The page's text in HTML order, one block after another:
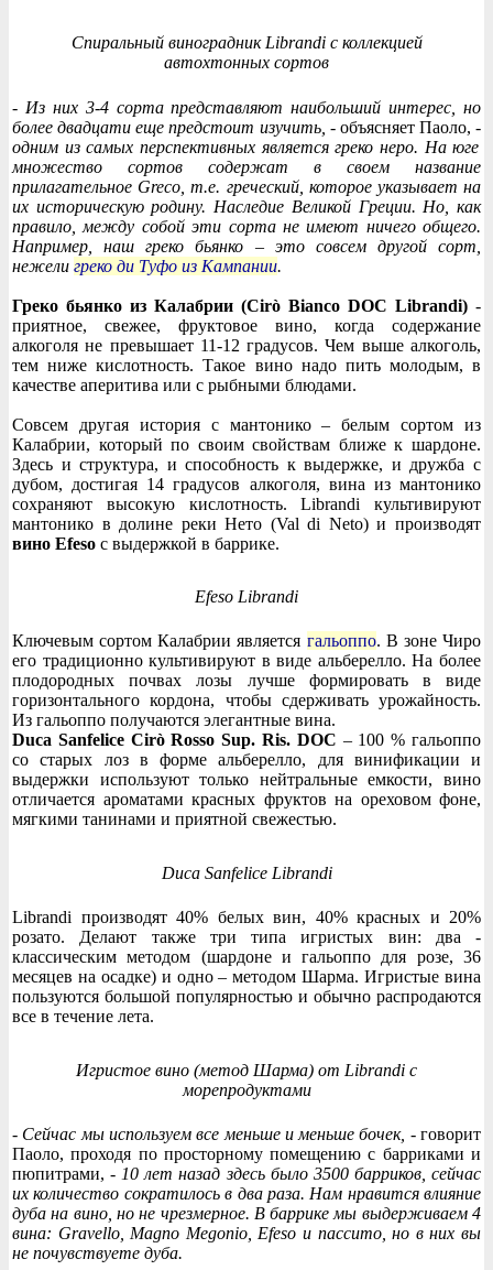
Спиральный виноградник Librandi с коллекцией
автохтонных сортов
- Из них 3-4 сорта представляют наибольший интерес, но
более двадцати еще предстоит изучить, - объясняет Паоло, -
одним из самых перспективных является греко неро. На юге
множество сортов содержат в своем название
прилагательное Greco, т.е. греческий, которое указывает на
их историческую родину. Наследие Великой Греции. Но, как
правило, между собой эти сорта не имеют ничего общего.
Например, наш греко бьянко – это совсем другой сорт,
нежели греко ди Туфо из Кампании.
Греко бьянко из Калабрии (Cirò Bianco DOC Librandi) -
приятное, свежее, фруктовое вино, когда содержание
алкоголя не превышает 11-12 градусов. Чем выше алкоголь,
тем ниже кислотность. Такое вино надо пить молодым, в
качестве аперитива или с рыбными блюдами.
Совсем другая история с мантонико – белым сортом из
Калабрии, который по своим свойствам ближе к шардоне.
Здесь и структура, и способность к выдержке, и дружба с
дубом, достигая 14 градусов алкоголя, вина из мантонико
сохраняют высокую кислотность. Librandi культивируют
мантонико в долине реки Нето (Val di Neto) и производят
вино Efeso с выдержкой в баррике.
Efeso Librandi
Ключевым сортом Калабрии является гальоппо. В зоне Чиро
его традиционно культивируют в виде альберелло. На более
плодородных почвах лозы лучше формировать в виде
горизонтального кордона, чтобы сдерживать урожайность.
Из гальоппо получаются элегантные вина.
Duca Sanfelice Cirò Rosso Sup. Ris. DOC – 100 % гальоппо
со старых лоз в форме альберелло, для винификации и
выдержки используют только нейтральные емкости, вино
отличается ароматами красных фруктов на ореховом фоне,
мягкими танинами и приятной свежестью.
Duca Sanfelice Librandi
Librandi производят 40% белых вин, 40% красных и 20%
розато. Делают также три типа игристых вин: два -
классическим методом (шардоне и гальоппо для розе, 36
месяцев на осадке) и одно – методом Шарма. Игристые вина
пользуются большой популярностью и обычно распродаются
все в течение лета.
Игристое вино (метод Шарма) от Librandi с
морепродуктами
- Сейчас мы используем все меньше и меньше бочек, - говорит
Паоло, проходя по просторному помещению с барриками и
пюпитрами, - 10 лет назад здесь было 3500 барриков, сейчас
их количество сократилось в два раза. Нам нравится влияние
дуба на вино, но не чрезмерное. В баррике мы выдерживаем 4
вина: Gravello, Magno Megonio, Efeso и пассито, но в них вы
не почувствуете дуба.